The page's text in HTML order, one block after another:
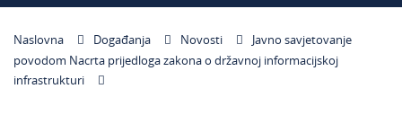
Naslovna Događanja Novosti
Javno savjetovanje
povodom Nacrta prijedloga zakona o državnoj informacijskoj
infrastrukturi